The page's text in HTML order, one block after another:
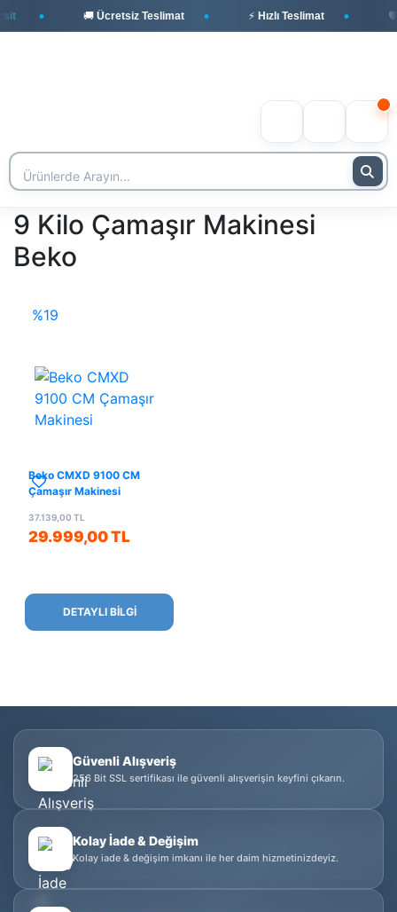
🚚 Ücretsiz Teslimat ⚡ Hızlı Teslimat 🛡️
9 Kilo Çamaşır Makinesi
Beko
%19
Beko CMXD 9100 CM
Çamaşır Makinesi
29.999,00 TL
37.139,00 TL
DETAYLI BİLGİ
Güvenli Alışveriş
256 Bit SSL sertifikası ile güvenli alışverişin keyfini çıkarın.
Kolay İade & Değişim
Kolay iade & değişim imkanı ile her daim hizmetinizdeyiz.